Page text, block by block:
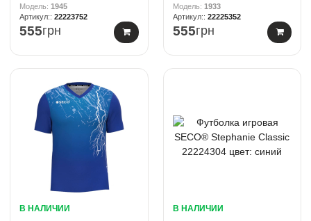
1945
22223752
555грн
1933
22225352
555грн
В НАЛИЧИИ В НАЛИЧИИ